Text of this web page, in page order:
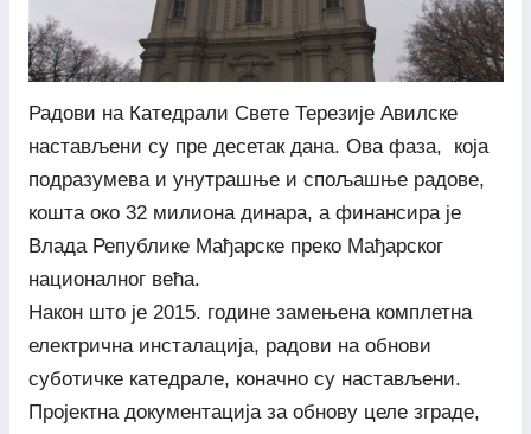
Радови на Катедрали Свете Терезије Авилске
настављени су пре десетак дана. Ова фаза, која
подразумева и унутрашње и спољашње радове,
кошта око 32 милиона динара, а финансира је
Влада Републике Мађарске преко Мађарског
националног већа.
Након што је 2015. године замењена комплетна
електрична инсталација, радови на обнови
суботичке катедрале, коначно су настављени.
Пројектна документација за обнову целе зграде,